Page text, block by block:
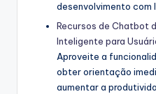
desenvolvimento com
Recursos de Chatbot
Inteligente para
Aproveite a
obter orientação
aumentar a